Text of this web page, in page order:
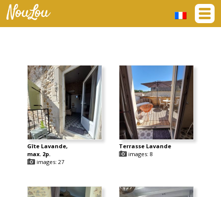
Gîte Lavande,
max. 2p.
images: 27
Terrasse Lavande
images: 8